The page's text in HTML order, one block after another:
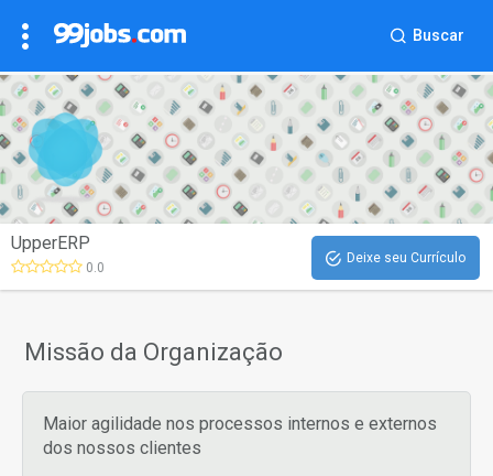
Buscar
UpperERP
0.0
Deixe seu Currículo
Missão da Organização
Maior agilidade nos processos internos e externos
dos nossos clientes